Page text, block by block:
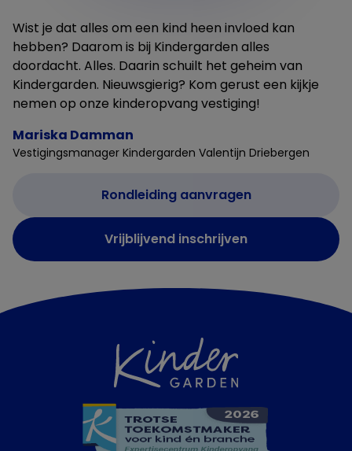
Wist je dat alles om een kind heen invloed kan
hebben? Daarom is bij Kindergarden alles
doordacht. Alles. Daarin schuilt het geheim van
Kindergarden. Nieuwsgierig? Kom gerust een kijkje
nemen op onze kinderopvang vestiging!
Mariska Damman
Vestigingsmanager Kindergarden Valentijn Driebergen
Rondleiding aanvragen
Vrijblijvend inschrijven